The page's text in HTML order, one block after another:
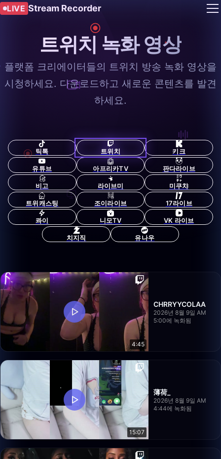
LIVE Stream Recorder
트위치 녹화 영상
플랫폼 크리에이터들의 트위치 방송 녹화 영상을
시청하세요. 다운로드하고 새로운 콘텐츠를 발견
하세요.
틱톡 트위치 키크
유튜브 아프리카TV 판다라이브
비고 라이브미 미쿠챠
트위캐스팅 조이라이브 17라이브
콰이 니모TV VK 라이브
치지직 유나우
4:45
CHRRYYCOLAA
2026년 8월 9일 AM
5:00에 녹화됨
15:07
薄荷_
2026년 8월 9일 AM
4:44에 녹화됨